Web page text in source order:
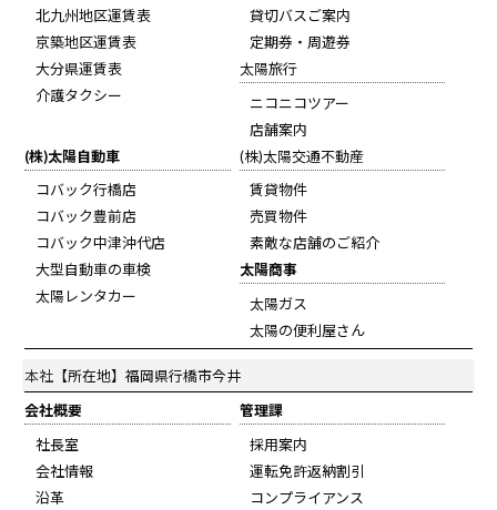
北九州地区運賃表
京築地区運賃表
大分県運賃表
介護タクシー
貸切バスご案内
定期券・周遊券
太陽旅行
ニコニコツアー
店舗案内
(株)太陽自動車
コバック行橋店
コバック豊前店
コバック中津沖代店
大型自動車の車検
太陽レンタカー
(株)太陽交通不動産
賃貸物件
売買物件
素敵な店舗のご紹介
太陽商事
太陽ガス
太陽の便利屋さん
本社 【所在地】福岡県行橋市今井
会社概要
社長室
会社情報
沿革
管理課
採用案内
運転免許返納割引
コンプライアンス